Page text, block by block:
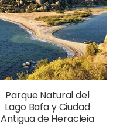
Parque Natural del
Lago Bafa y Ciudad
Antigua de Heracleia